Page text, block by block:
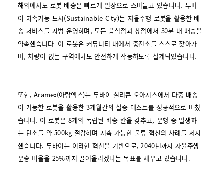
해외에서도 로봇 배송은 빠르게 일상으로 스며들고 있습니다. 두바
이 지속가능 도시(Sustainable City)는 자율주행 로봇을 활용한 배
송 서비스를 시범 운영하며, 모든 음식점과 상점에서 30분 내 배송을
약속했습니다. 이 로봇은 커뮤니티 내에서 충전소를 스스로 찾아가
며, 차량이 없는 구역에서도 안전하게 작동하도록 설계되었습니다.
또한, Aramex(아람엑스)는 두바이 실리콘 오아시스에서 다중 배송
이 가능한 로봇을 활용한 3개월간의 실증 테스트를 성공적으로 마쳤
습니다. 이 로봇은 8개의 독립된 배송 칸을 갖추고, 운행 중 발생하
는 탄소를 약 500kg 절감하며 지속 가능한 물류 혁신의 사례를 제시
했습니다. 두바이는 이러한 혁신을 기반으로, 2040년까지 자율주행
운송 비율을 25%까지 끌어올리겠다는 목표를 세우고 있습니다.